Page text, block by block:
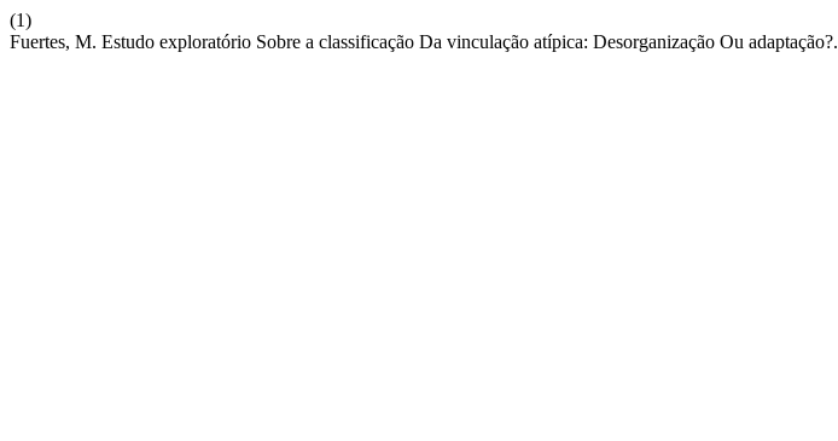
(1)
Fuertes, M. Estudo exploratório Sobre a classificação Da vinculação atípica: Desorganização Ou adaptação?.